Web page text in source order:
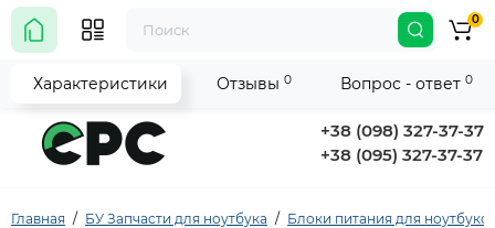
+38 (098) 327-37-37
+38 (095) 327-37-37
0
Главная БУ Запчасти для ноутбука Блоки питания для
Характеристики Отзывы 0 Вопрос - ответ 0